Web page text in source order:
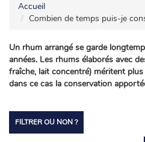
Accueil
Combien de temps puis-je
Un rhum arrangé se garde
années. Les rhums élaborés avec
fraîche, lait concentré) méritent
dans ce cas la conservation
FILTRER OU NON ?